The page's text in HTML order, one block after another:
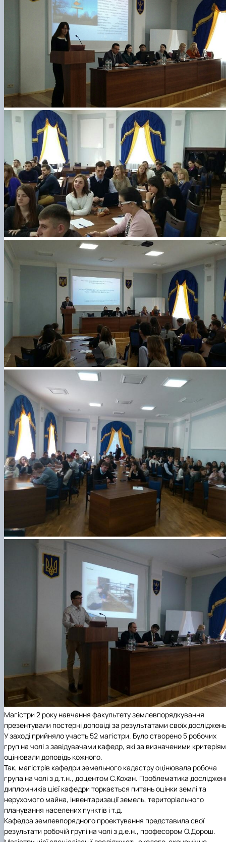
Магістри 2 року навчання факультету землевпорядкування
презентували постерні доповіді за результатами своїх
У заході прийняло участь 52 магістри. Було створено 5 робочих
груп на чолі з завідувачами кафедр, які за визначеними
оцінювали доповідь кожного.
Так, магістрів кафедри земельного кадастру оцінювала робоча
група на чолі з д.т.н., доцентом С.Кохан. Проблематика
дипломників цієї кафедри торкається питань оцінки землі та
нерухомого майна, інвентаризації земель, територіального
планування населених пунктів і т.д.
Кафедра землевпорядного проектування представила свої
результати робочій групі на чолі з д.е.н., професором О.Дорош.